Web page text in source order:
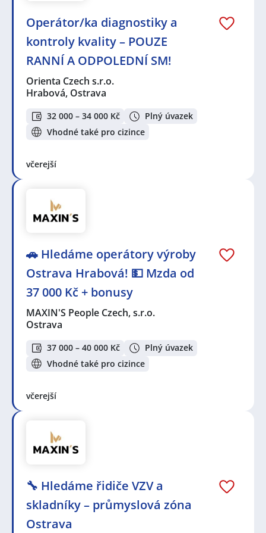
Operátor/ka diagnostiky a
kontroly kvality – POUZE
RANNÍ A ODPOLEDNÍ SM!
Orienta Czech s.r.o.
Hrabová, Ostrava
32 000 – 34 000 Kč
Plný úvazek
Vhodné také pro cizince
včerejší
🚗 Hledáme operátory výroby
Ostrava Hrabová! 💵 Mzda od
37 000 Kč + bonusy
MAXIN'S People Czech, s.r.o.
Ostrava
37 000 – 40 000 Kč
Plný úvazek
Vhodné také pro cizince
včerejší
🔧 Hledáme řidiče VZV a
skladníky – průmyslová zóna
Ostrava